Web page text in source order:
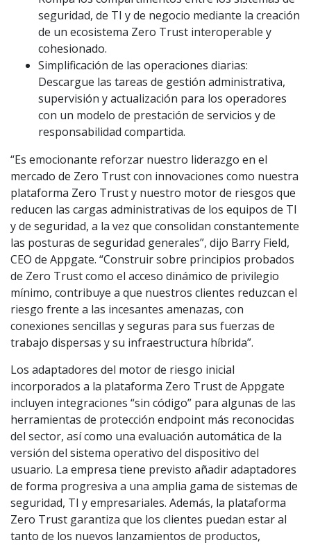
seguridad, de TI y de negocio mediante la creación
de un ecosistema Zero Trust interoperable y
cohesionado.
Simplificación de las operaciones diarias:
Descargue las tareas de gestión administrativa,
supervisión y actualización para los operadores
con un modelo de prestación de servicios y de
responsabilidad compartida.
“Es emocionante reforzar nuestro liderazgo en el
mercado de Zero Trust con innovaciones como nuestra
plataforma Zero Trust y nuestro motor de riesgos que
reducen las cargas administrativas de los equipos de TI
y de seguridad, a la vez que consolidan constantemente
las posturas de seguridad generales”, dijo Barry Field,
CEO de Appgate. “Construir sobre principios probados
de Zero Trust como el acceso dinámico de privilegio
mínimo, contribuye a que nuestros clientes reduzcan el
riesgo frente a las incesantes amenazas, con
conexiones sencillas y seguras para sus fuerzas de
trabajo dispersas y su infraestructura híbrida”.
Los adaptadores del motor de riesgo inicial
incorporados a la plataforma Zero Trust de Appgate
incluyen integraciones “sin código” para algunas de las
herramientas de protección endpoint más reconocidas
del sector, así como una evaluación automática de la
versión del sistema operativo del dispositivo del
usuario. La empresa tiene previsto añadir adaptadores
de forma progresiva a una amplia gama de sistemas de
seguridad, TI y empresariales. Además, la plataforma
Zero Trust garantiza que los clientes puedan estar al
tanto de los nuevos lanzamientos de productos,